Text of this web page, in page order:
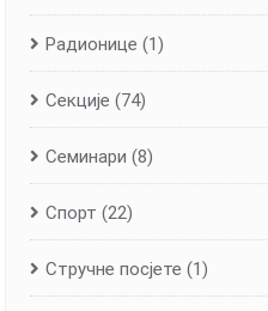
Радионице (1)
Секције (74)
Семинари (8)
Спорт (22)
Стручне посјете (1)